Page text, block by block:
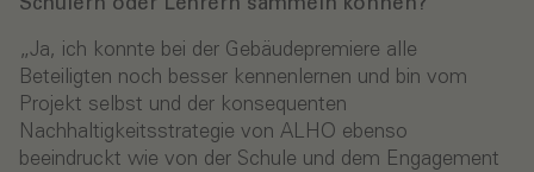
Schülern oder Lehrern sammeln können?
„Ja, ich konnte bei der Gebäudepremiere alle
Beteiligten noch besser kennenlernen und bin vom
Projekt selbst und der konsequenten
Nachhaltigkeitsstrategie von ALHO ebenso
beeindruckt wie von der Schule und dem Engagement